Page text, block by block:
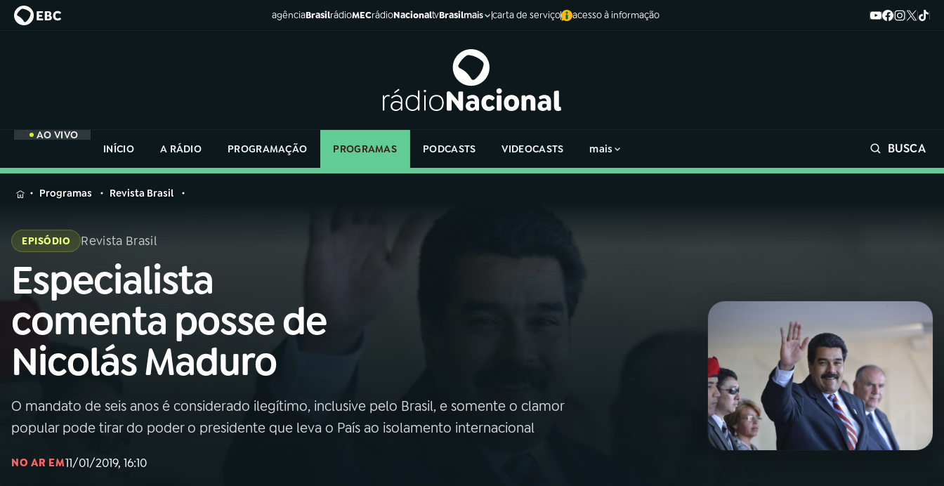
agênciaBrasilrádioMECrádioNacionaltvBrasilmais carta de serviço acesso à informação
AO VIVO
INÍCIO
A RÁDIO PROGRAMAÇÃO PROGRAMAS PODCASTS VIDEOCASTS mais BUSCA
MENU
Buscar
na
Rádio
Nacional
AO VIVO
01INÍCIO
A RÁDIO
na
Rádio
Programas Revista Brasil
EPISÓDIO Revista Brasil
Especialista
comenta posse de
Nicolás Maduro
O mandato de seis anos é considerado ilegítimo, inclusive pelo Brasil, e somente o clamor
popular pode tirar do poder o presidente que leva o País ao isolamento internacional
NO AR EM11/01/2019, 16:10